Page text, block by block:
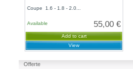
Coupe 1.6 - 1.8 - 2.0...
55,00 €
Available
Add to cart
View
Offerte